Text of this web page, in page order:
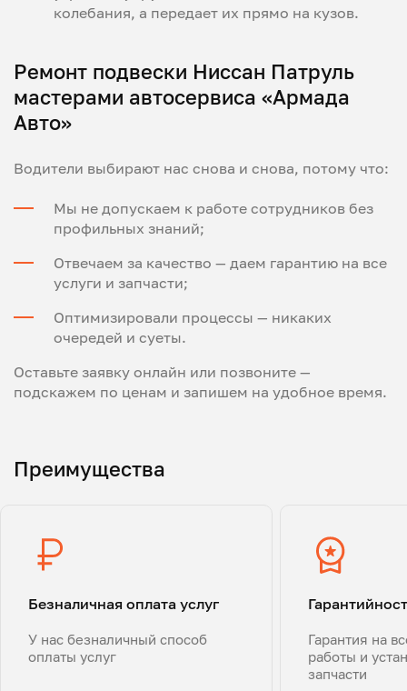
колебания, а передает их прямо на кузов.
Ремонт подвески Ниссан Патруль
мастерами автосервиса «Армада
Авто»
Водители выбирают нас снова и снова, потому что:
Мы не допускаем к работе сотрудников без
профильных знаний;
Отвечаем за качество — даем гарантию на все
услуги и запчасти;
Оптимизировали процессы — никаких
очередей и суеты.
Оставьте заявку онлайн или позвоните —
подскажем по ценам и запишем на удобное время.
Преимущества
Безналичная оплата услуг
У нас безналичный способ
оплаты услуг
Гарантия на
работы и
запчасти